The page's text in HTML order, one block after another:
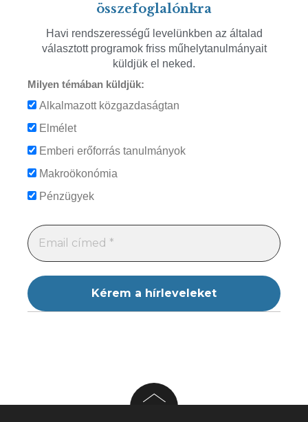
összefoglalónkra
Havi rendszerességű levelünkben az általad
választott programok friss műhelytanulmányait
küldjük el neked.
Milyen témában küldjük:
Alkalmazott közgazdaságtan
Elmélet
Emberi erőforrás tanulmányok
Makroökonómia
Pénzügyek